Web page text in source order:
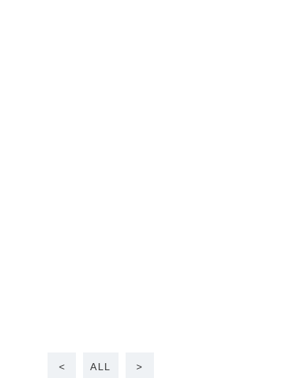
< ALL >